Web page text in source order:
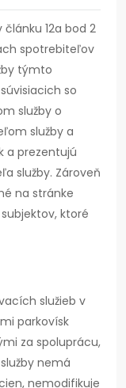
12a bod 2
spotrebiteľov
týmto
so
služby o
služby a
a prezentujú
služby. Zároveň
na stránke
ktoré
služieb v
parkovísk
za spoluprácu,
nemá
nemodifikuje